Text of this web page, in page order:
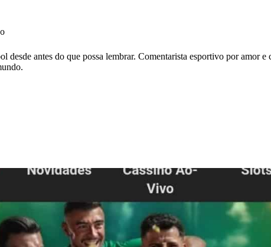
desde antes do que possa lembrar. Comentarista esportivo por amor e